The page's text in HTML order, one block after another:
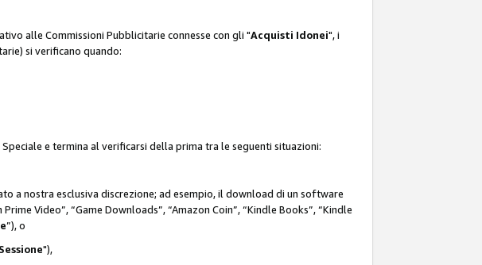
alle Commissioni Pubblicitarie connesse con gli "Acquisti Idonei", i
si verificano quando:
e termina al verificarsi della prima tra le seguenti situazioni:
nostra esclusiva discrezione; ad esempio, il download di un software
Video”, “Game Downloads”, “Amazon Coin”, “Kindle Books”, “Kindle
”), o
Sessione"),